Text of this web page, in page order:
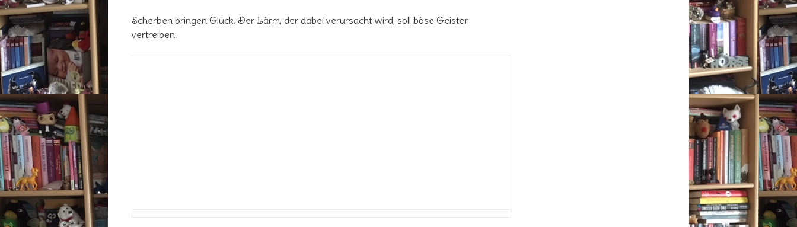
Scherben bringen Glück. Der Lärm, der dabei verursacht wird, soll böse Geister
vertreiben.